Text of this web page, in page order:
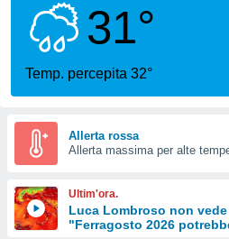
per
le
di
Web
le
31°
Temp. percepita 32°
Allerta rossa
Allerta massima per alte
Ultim'ora.
Luca Lombroso non
"Ferragosto 2026